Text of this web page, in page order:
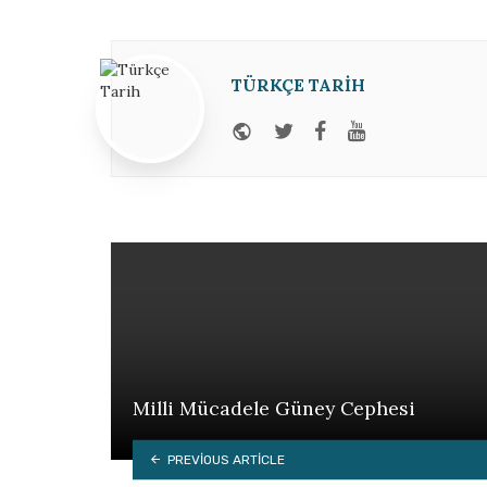
TÜRKÇE TARIH
Website
TwitterFacebook
Milli Mücadele Güney Cephesi
PREVIOUS ARTICLE